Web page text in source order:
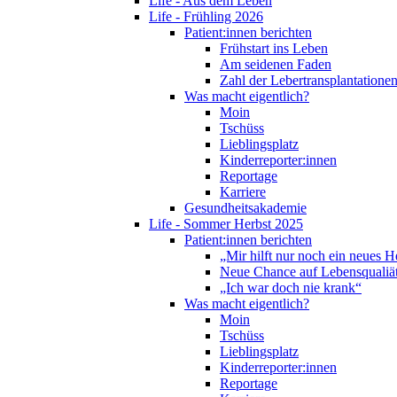
Life - Frühling 2026
Patient:innen berichten
Frühstart ins Leben
Am seidenen Faden
Zahl der
Was macht eigentlich?
Moin
Tschüss
Lieblingsplatz
Kinderreporter:innen
Reportage
Karriere
Gesundheitsakademie
Life - Sommer Herbst 2025
Patient:innen berichten
„Mir hilft nur noch ein neues
Neue Chance auf
„Ich war doch nie krank“
Was macht eigentlich?
Moin
Tschüss
Lieblingsplatz
Kinderreporter:innen
Reportage